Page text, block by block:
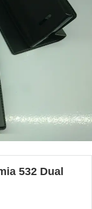
532 Dual